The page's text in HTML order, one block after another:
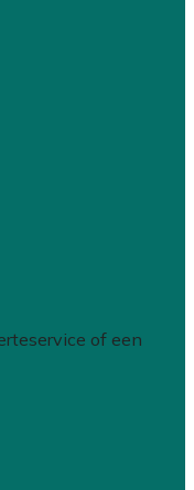
of een